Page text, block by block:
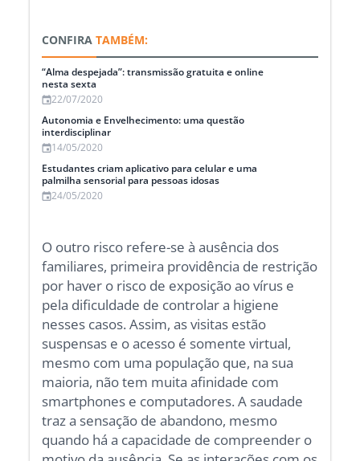
CONFIRA TAMBÉM:
“Alma despejada”: transmissão gratuita e online
nesta sexta
22/07/2020
Autonomia e Envelhecimento: uma questão
interdisciplinar
14/05/2020
Estudantes criam aplicativo para celular e uma
palmilha sensorial para pessoas idosas
24/05/2020
O outro risco refere-se à ausência dos
familiares, primeira providência de restrição
por haver o risco de exposição ao vírus e
pela dificuldade de controlar a higiene
nesses casos. Assim, as visitas estão
suspensas e o acesso é somente virtual,
mesmo com uma população que, na sua
maioria, não tem muita afinidade com
smartphones e computadores. A saudade
traz a sensação de abandono, mesmo
quando há a capacidade de compreender o